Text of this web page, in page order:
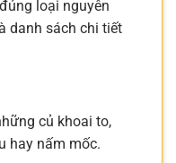
loại nguyên
danh sách chi tiết
củ khoai to,
hay nấm mốc.